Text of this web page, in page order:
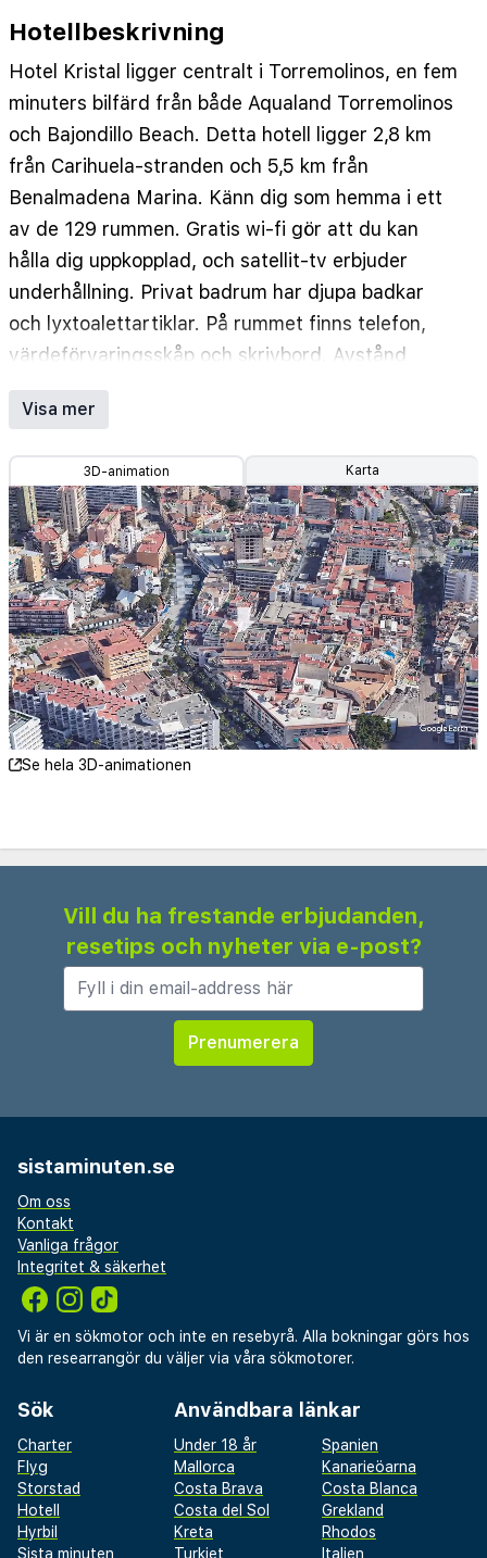
Hotellbeskrivning
Hotel Kristal ligger centralt i Torremolinos, en fem
minuters bilfärd från både Aqualand Torremolinos
och Bajondillo Beach. Detta hotell ligger 2,8 km
från Carihuela-stranden och 5,5 km från
Benalmadena Marina. Känn dig som hemma i ett
av de 129 rummen. Gratis wi-fi gör att du kan
hålla dig uppkopplad, och satellit-tv erbjuder
underhållning. Privat badrum har djupa badkar
och lyxtoalettartiklar. På rummet finns telefon,
värdeförvaringsskåp och skrivbord. Avstånd
avrundas till närmsta decimal.
Plaza Costa del Sol - 0,1 km
Costa del Sol-torget - 0,2 km
Calle San Miguel - 0,2 km
Nogalera torg - 0,3 km
Centro Cultural Pablo Ruiz Picasso - 0,7 km
Bajondillo Beach - 0,8 km
Casa de los Navajas - 0,9 km
Torremolinos synagoga - 1 km
Aqualand Torremolinos - 1,3 km
Playamars strand - 1,3 km
Palacio de Congresos y Exposiciones - 1,4 km
Molino del Inca - 1,6 km
Hotel Kristal rekommenderar att du använder
flygplatsen Málaga Airport (AGP), Málaga,
Spanien - 8,3 km
Gäster har tillgång till bland annat reception (öppen
dygnet runt), flerspråkig personal och
takterrassen och dra nytta av deras gratis wi-fi och
utrymme, danssal och varuautomat. Hotel Kristal har
en restaurang som serverar gäster underbar mat.
Avsluta dagen med en drink på boendets bar.
Frukostbuffé serveras dagligen mot en avgift från
07.30 till 10.30.
Avgift för frukostbuffé: EUR 5 per person (ungefärligt
Spjälsäng (babysäng): EUR 6.0 per natt
samt att avgifter och depositioner inte inkluderar
skatt. Observera att dessa kan komma att ändras.
Kontanttransaktioner på boendet kan inte överstiga
EUR 1000, på grund av statliga bestämmelser. Du kan
få mer information genom att kontakta boendet med
Visa mer
3D-animation Karta
Se hela 3D-animationen
Vill du ha frestande erbjudanden,
resetips och nyheter via e-post?
sistaminuten.se
Om oss
Kontakt
Vanliga frågor
Integritet & säkerhet
Vi är en sökmotor och inte en resebyrå. Alla bokningar görs hos
den researrangör du väljer via våra sökmotorer.
Sök
Charter
Flyg
Storstad
Hotell
Hyrbil
Sista minuten
Användbara länkar
Under 18 år
Spanien
Mallorca
Kanarieöarna
Costa Brava
Costa Blanca
Costa del Sol
Grekland
Kreta
Rhodos
Turkiet
Italien